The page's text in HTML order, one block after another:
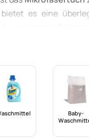
bietet es eine
Begleiter in jedem
Baby-